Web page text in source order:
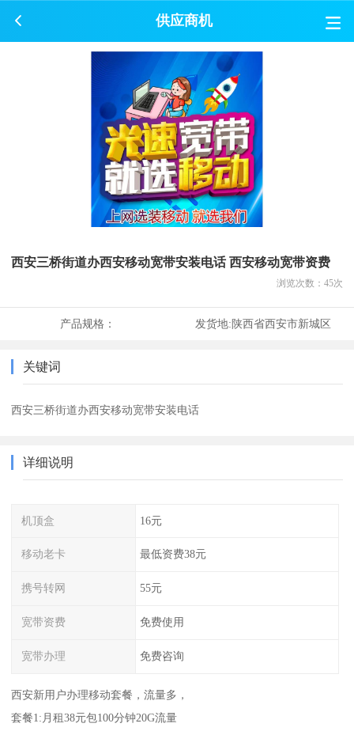
供应商机
西安三桥街道办西安移动宽带安装电话 西安移动宽带资费
浏览次数： 45次
产品规格： 发货地:陕西省西安市新城区
关键词
西安三桥街道办西安移动宽带安装电话
详细说明
机顶盒 16元
移动老卡 最低资费38元
携号转网 55元
宽带资费 免费使用
宽带办理 免费咨询
西安新用户办理移动套餐，流量多，
套餐1:月租38元包100分钟20G流量